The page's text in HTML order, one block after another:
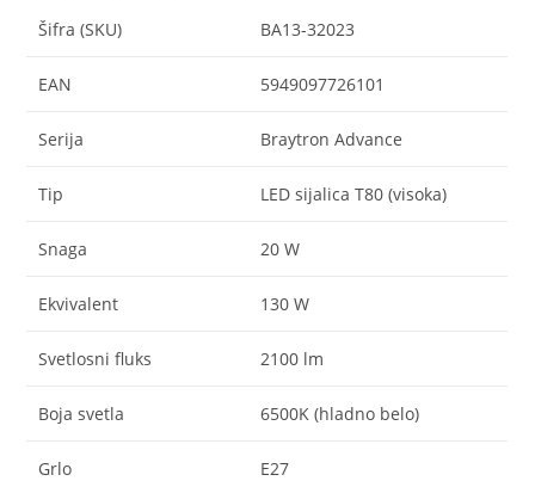
Šifra (SKU) BA13-32023
EAN 5949097726101
Serija Braytron Advance
Tip LED sijalica T80 (visoka)
Snaga 20 W
Ekvivalent 130 W
Svetlosni fluks 2100 lm
Boja svetla 6500K (hladno belo)
Grlo E27